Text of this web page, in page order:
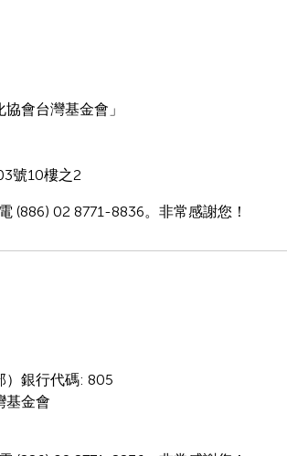
會台灣基金會」
號10樓之2
(886) 02 8771-8836。非常感謝您！
）銀行代碼: 805
基金會